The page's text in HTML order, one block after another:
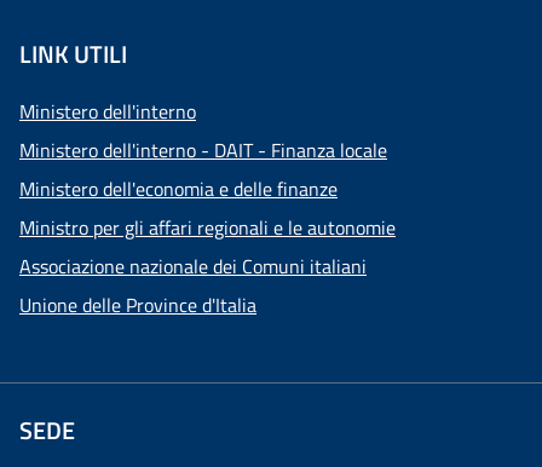
LINK UTILI
Ministero dell'interno
Ministero dell'interno - DAIT - Finanza locale
Ministero dell'economia e delle finanze
Ministro per gli affari regionali e le autonomie
Associazione nazionale dei Comuni italiani
Unione delle Province d'Italia
SEDE